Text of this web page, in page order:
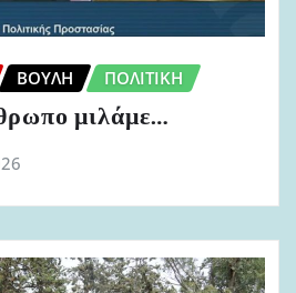
ΒΟΥΛΉ ΠΟΛΙΤΙΚΉ
μιλάμε…